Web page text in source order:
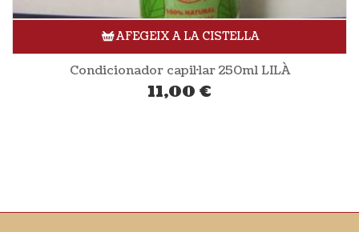
AFEGEIX A LA CISTELLA
Condicionador capil·lar 250ml LILÀ
11,00 €